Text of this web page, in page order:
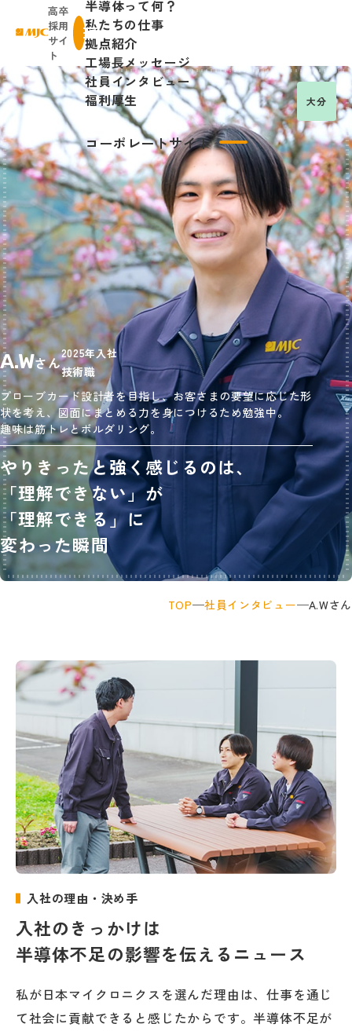
株式会社日本マイクロニクス
高卒
採用
サイ
ト
menu
半導体って何？
私たちの仕事
拠点紹介
工場長メッセージ
社員インタビュー
福利厚生
コーポレートサイト
大分
A.Wさん2025年入社
技術職
プローブカード設計者を目指し、お客さまの要望に応じた形
状を考え、図面にまとめる力を身につけるため勉強中。
趣味は筋トレとボルダリング。
やりきったと強く感じるのは、
「理解できない」が
「理解できる」に
変わった瞬間
TOP 社員インタビュー A.Wさん
入社の理由・決め手
入社のきっかけは
半導体不足の影響を伝えるニュース
私が日本マイクロニクスを選んだ理由は、仕事を通じ
て社会に貢献できると感じたからです。半導体不足が